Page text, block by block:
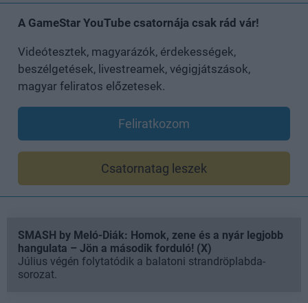
A GameStar YouTube csatornája csak rád vár!
Videótesztek, magyarázók, érdekességek,
beszélgetések, livestreamek, végigjátszások,
magyar feliratos előzetesek.
Feliratkozom
Csatornatag leszek
SMASH by Meló-Diák: Homok, zene és a nyár legjobb
hangulata – Jön a második forduló! (X)
Július végén folytatódik a balatoni strandröplabda-
sorozat.